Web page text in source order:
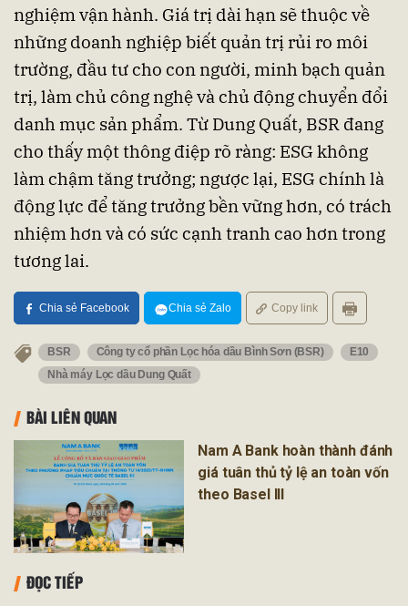
nghiệm vận hành. Giá trị dài hạn sẽ thuộc về
những doanh nghiệp biết quản trị rủi ro môi
trường, đầu tư cho con người, minh bạch quản
trị, làm chủ công nghệ và chủ động chuyển đổi
danh mục sản phẩm. Từ Dung Quất, BSR đang
cho thấy một thông điệp rõ ràng: ESG không
làm chậm tăng trưởng; ngược lại, ESG chính là
động lực để tăng trưởng bền vững hơn, có trách
nhiệm hơn và có sức cạnh tranh cao hơn trong
tương lai.
Chia sẻ Facebook Chia sẻ Zalo Copy link
BSR Công ty cổ phần Lọc hóa dầu Bình Sơn (BSR)
E10
Nhà máy Lọc dầu Dung Quất
BÀI LIÊN QUAN
Nam A Bank hoàn thành đánh
giá tuân thủ tỷ lệ an toàn vốn
theo Basel III
ĐỌC TIẾP